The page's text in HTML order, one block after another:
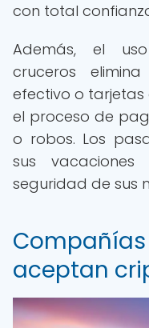
con total
Además, el
cruceros
efectivo o tarjetas
el proceso de
o robos. Los
sus
seguridad de sus
aceptan